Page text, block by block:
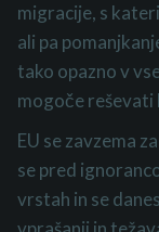
migracije, s
ali pa
tako opazno v
mogoče reševati
EU se zavzema
se pred
vrstah in se